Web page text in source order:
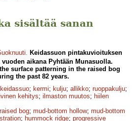
sisältää sanan
. Keidassuon pintakuvioituksen
aikana Pyhtään Munasuolla.
surface patterning in the raised bog
the past 82 years.
keidassuo; kermi; kulju; allikko; ruoppakulju;
kehitys; ilmaston muutos; hiilen
raised bog; mud-bottom hollow; mud-bottom
; hummock ridge; progressive